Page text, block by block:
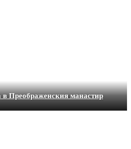
в Преображенския манастир